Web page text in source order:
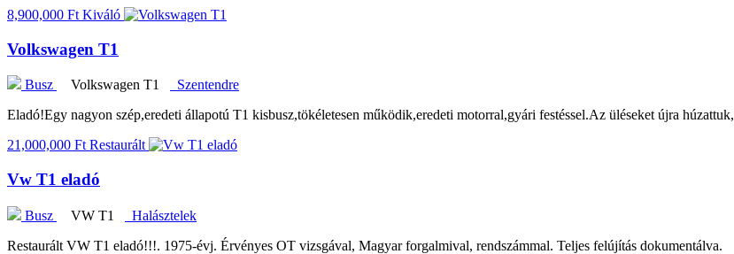
8,900,000 Ft Kiváló
Volkswagen T1
Busz Volkswagen T1
Szentendre
Eladó!Egy nagyon szép,eredeti állapotú T1 kisbusz,tökéletesen működik,eredeti motorral,gyári festéssel.Az üléseket újra
21,000,000 FtRestaurált
Vw T1 eladó
Busz VW T1
Halásztelek
Restaurált VW T1 eladó!!!. 1975-évj. Érvényes OT vizsgával, Magyar forgalmival, rendszámmal. Teljes felújítás dokumentálva.